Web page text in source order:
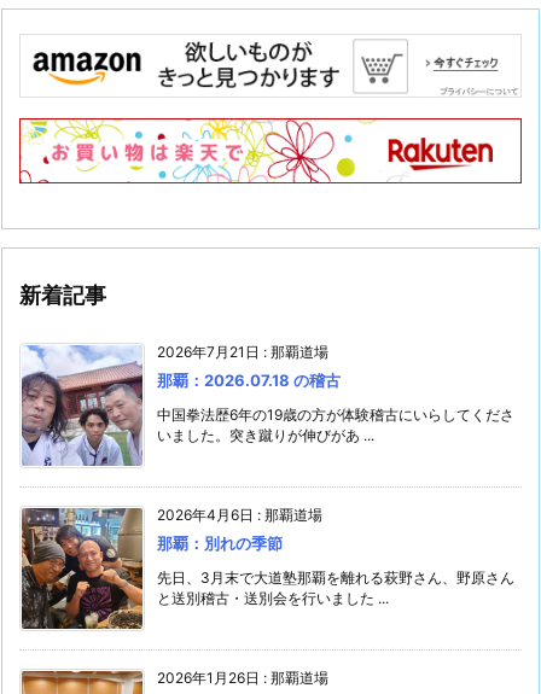
新着記事
2026年7月21日 : 那覇道場
那覇：2026.07.18 の稽古
中国拳法歴6年の19歳の方が体験稽古にいらしてくださ
いました。突き蹴りが伸びがあ ...
2026年4月6日 : 那覇道場
那覇：別れの季節
先日、3月末で大道塾那覇を離れる萩野さん、野原さん
と送別稽古・送別会を行いました ...
2026年1月26日 : 那覇道場